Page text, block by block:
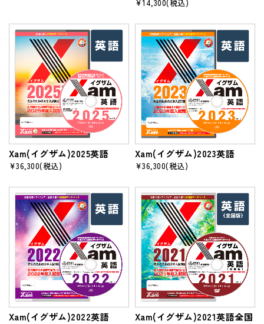
¥14,300(税込)
Xam(イグザム)2025英語
¥36,300(税込)
Xam(イグザム)2023英語
¥36,300(税込)
Xam(イグザム)2022英語
Xam(イグザム)2021英語全国